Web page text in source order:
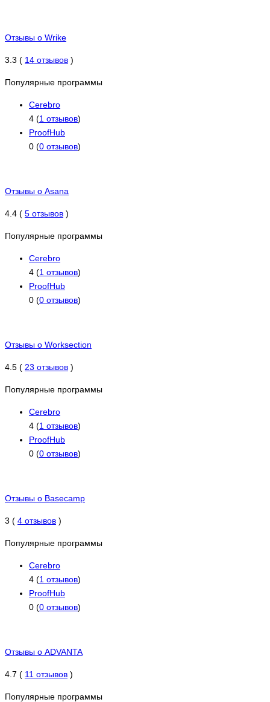
Отзывы о Wrike
3.3 ( 14 отзывов )
Популярные программы
Cerebro
4 (1 отзывов)
ProofHub
0 (0 отзывов)
Отзывы о Asana
4.4 ( 5 отзывов )
Популярные программы
Cerebro
4 (1 отзывов)
ProofHub
0 (0 отзывов)
Отзывы о Worksection
4.5 ( 23 отзывов )
Популярные программы
Cerebro
4 (1 отзывов)
ProofHub
0 (0 отзывов)
Отзывы о Basecamp
3 ( 4 отзывов )
Популярные программы
Cerebro
4 (1 отзывов)
ProofHub
0 (0 отзывов)
Отзывы о ADVANTA
4.7 ( 11 отзывов )
Популярные программы